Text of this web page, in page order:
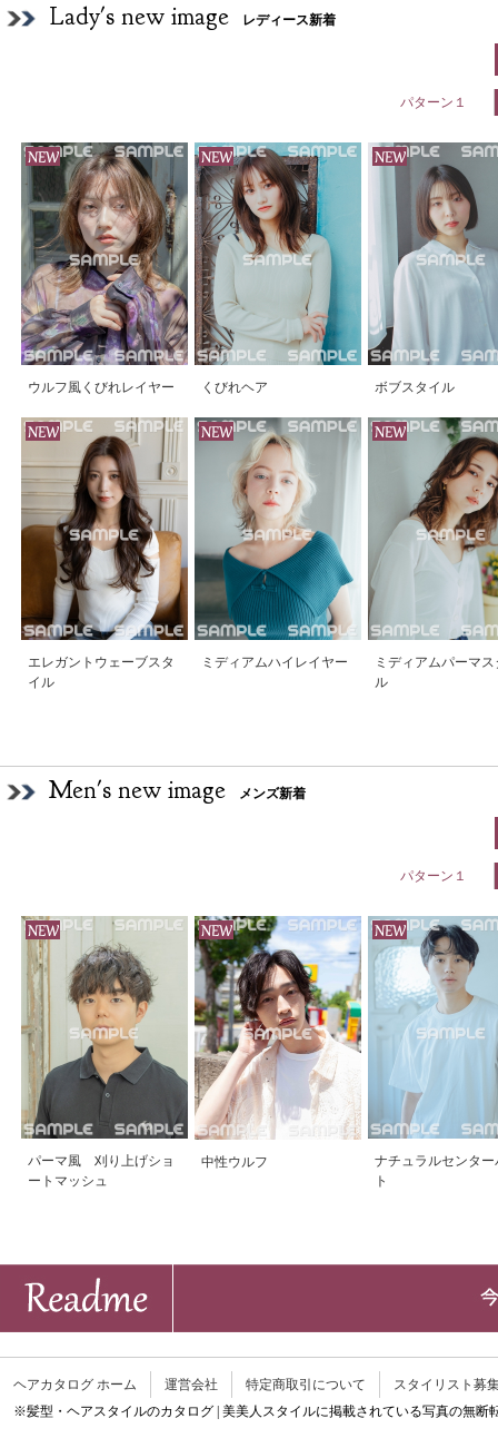
Lady's new image レディース新着
パターン１
ウルフ風くびれレイヤー くびれヘア ボブスタイル
エレガントウェーブスタ
イル
ミディアムハイレイヤー
ミディアムパーマス
ル
Men's new image メンズ新着
パターン１
パーマ風 刈り上げショ
ートマッシュ
中性ウルフ
ナチュラルセンター
ト
ヘアカタログ ホーム 運営会社 特定商取引について
スタイリスト募
※髪型・ヘアスタイルのカタログ | 美美人スタイルに掲載されている写真の無断